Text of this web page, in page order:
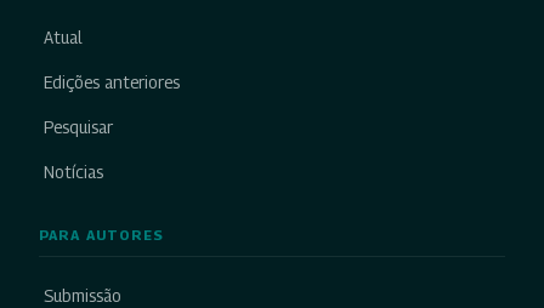
Atual
Edições anteriores
Pesquisar
Notícias
PARA AUTORES
Submissão